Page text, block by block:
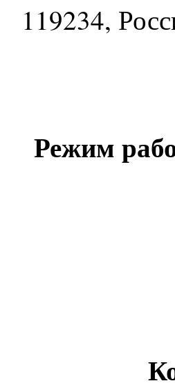
119234,
Режим